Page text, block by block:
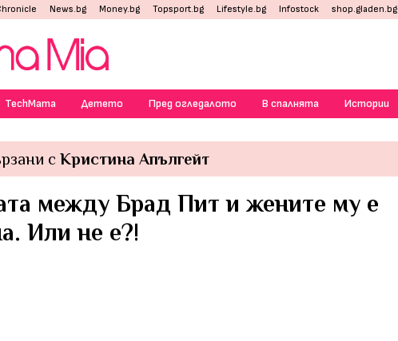
News.bg Money.bg Topsport.bg Lifestyle.bg Infostock shop.gladen.bg
TechMama Детето Пред огледалото В спалнята Истории
с Кристина Апългейт
между Брад Пит и жените му е
Или не е?!